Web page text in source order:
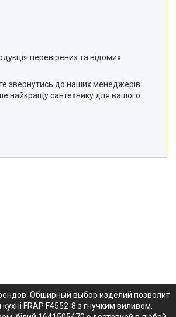
перевірених та відомих
звернутись до наших менеджерів
найкращу сантехнику для вашого
Обширный выбор изделий позволит
FRAP F4552-8 з гнучким виливом,